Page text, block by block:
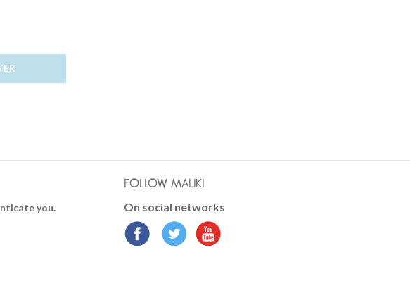
you.
FOLLOW MALIKI
On social networks